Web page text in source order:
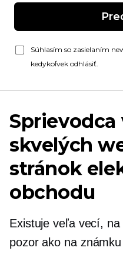
Súhlasím so zasielaním
kedykoľvek odhlásiť.
Sprievodca
skvelých
stránok
obchodu
Existuje veľa vecí,
pozor ako na